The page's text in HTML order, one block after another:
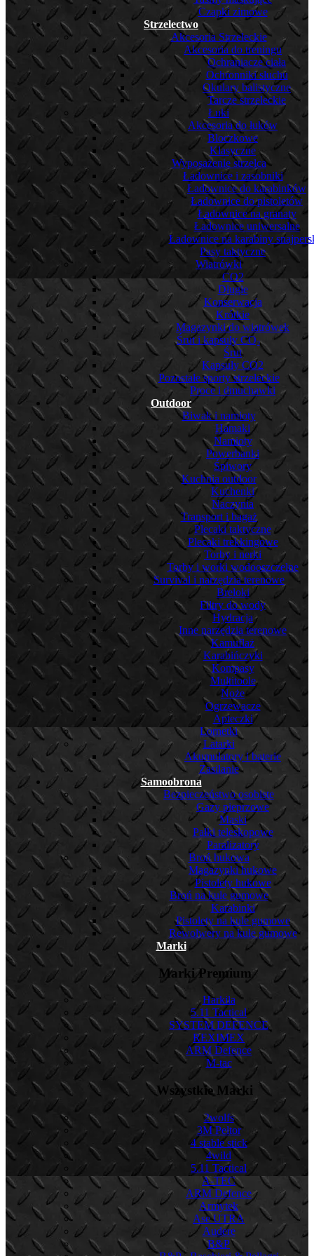
Czapki zimowe
Strzelectwo
Akcesoria Strzeleckie
Akcesoria do treningu
Ochraniacze ciała
Ochronniki słuchu
Okulary balistyczne
Tarcze strzeleckie
Łuki
Akcesoria do łuków
Bloczkowe
Klasyczne
Wyposażenie strzelca
Ładownice i zasobniki
Ładownice do karabinków
Ładownice do pistoletów
Ładownice na granaty
Ładownice uniwersalne
Ładownice na karabiny
Pasy taktyczne
Wiatrówki
CO2
Długie
Konserwacja
Krótkie
Magazynki do wiatrówek
Śrut i kapsuły CO₂
Śrut
Kapsuły CO2
Pozostałe sporty strzeleckie
Proce i dmuchawki
Outdoor
Biwak i namioty
Hamaki
Namioty
Powerbanki
Śpiwory
Kuchnia outdoor
Kuchenki
Naczynia
Transport i bagaż
Plecaki taktyczne
Plecaki trekkingowe
Torby i nerki
Torby i worki wodooszczelne
Survival i narzędzia terenowe
Breloki
Filtry do wody
Hydracja
Inne narzędzia terenowe
Kamuflaż
Karabińczyki
Kompasy
Multitoole
Noże
Ogrzewacze
Apteczki
Lornetki
Latarki
Akumulatory i baterie
Zasilanie
Samoobrona
Bezpieczeństwo osobiste
Gazy pieprzowe
Maski
Pałki teleskopowe
Paralizatory
Broń hukowa
Magazynki hukowe
Pistolety hukowe
Broń na kule gumowe
Karabinki
Pistolety na kule gumowe
Rewolwery na kule gumowe
Marki
Marki Premium
Harkila
5.11 Tactical
SYSTEM DEFENCE
REXIMEX
ARM Defence
M-tac
Wszystkie Marki
2wolfs
3M Peltor
4 stable stick
4wild
5.11 Tactical
A-TEC
ARM Defence
Armytek
Ase UTRA
Audere
B&P